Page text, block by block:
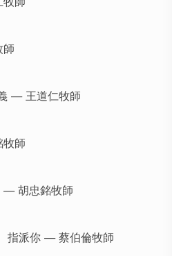
— 王道仁牧師
師
— 胡忠銘牧師
指派你 — 蔡伯倫牧師